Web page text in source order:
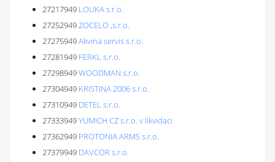
27217949 LOUKA s.r.o.
27252949ZOCELO ,s.r.o.
27275949Akvina servis s.r.o.
27281949 FERKL s.r.o.
27298949WOODMAN s.r.o.
27304949 KRISTINA 2006 s.r.o.
27310949 DETEL s.r.o.
27333949YUMICH CZ s.r.o. v likvidaci
27362949 PROTONIA ARMS s.r.o.
27379949 DAVCOR s.r.o.